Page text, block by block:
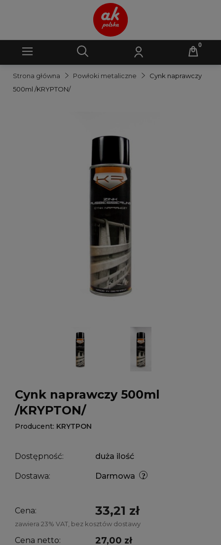
Strona główna Powłoki metaliczne
Cynk naprawczy
500ml /KRYPTON/
Cynk naprawczy 500ml
/KRYPTON/
Producent: KRYTPON
Dostępność: duża ilość
Dostawa: Darmowa
Cena: 33,21 zł
zawiera 23% VAT, bez kosztów dostawy
Cena netto: 27,00 zł